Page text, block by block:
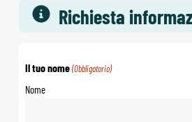
Richiesta
Il tuo nome (Obbligatorio)
Nome